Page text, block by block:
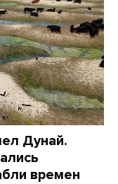
Дунай.
времен